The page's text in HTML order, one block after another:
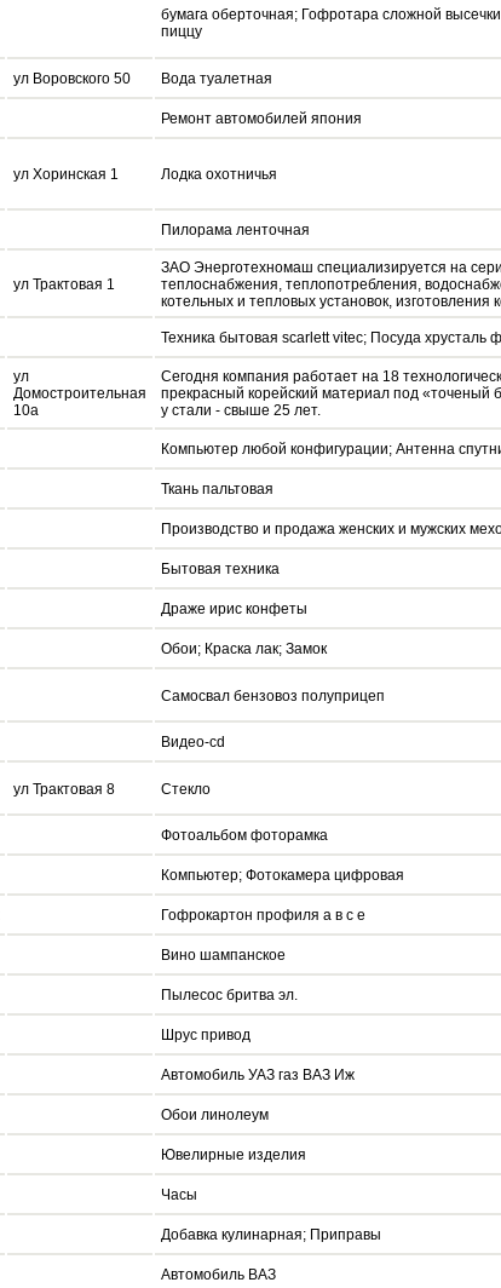
бумага оберточная; Гофротара сложной
пиццу
ул Воровского 50 Вода туалетная
Ремонт автомобилей япония
ул Хоринская 1 Лодка охотничья
Пилорама ленточная
ул Трактовая 1
ЗАО Энерготехномаш специализируется на
теплоснабжения, теплопотребления,
котельных и тепловых установок,
Техника бытовая scarlett vitec; Посуда хрусталь
ул
Домостроительная
10а
Сегодня компания работает на 18
прекрасный корейский материал под «точеный
у стали - свыше 25 лет.
Компьютер любой конфигурации; Антенна
Ткань пальтовая
Производство и продажа женских и мужских
Бытовая техника
Драже ирис конфеты
Обои; Краска лак; Замок
Самосвал бензовоз полуприцеп
Видео-cd
ул Трактовая 8 Стекло
Фотоальбом фоторамка
Компьютер; Фотокамера цифровая
Гофрокартон профиля а в с е
Вино шампанское
Пылесос бритва эл.
Шрус привод
Автомобиль УАЗ газ ВАЗ Иж
Обои линолеум
Ювелирные изделия
Часы
Добавка кулинарная; Приправы
Автомобиль ВАЗ